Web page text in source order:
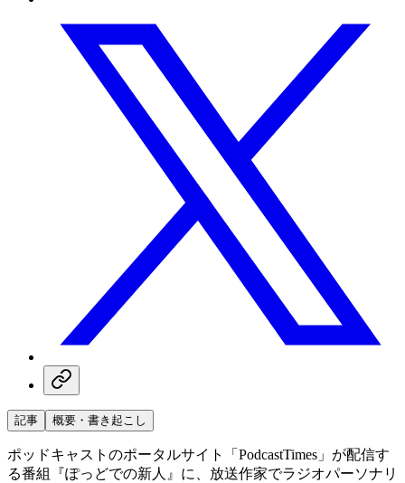
記事 概要・書き起こし
ポッドキャストのポータルサイト「PodcastTimes」が配信す
る番組『ぽっどでの新人』に、放送作家でラジオパーソナリ